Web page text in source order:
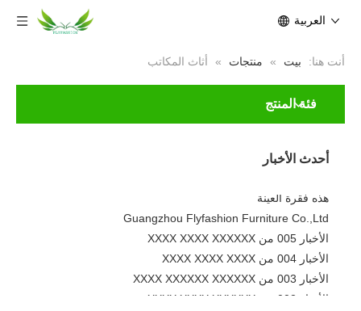
العربية
أنت هنا: بيت » منتجات » أثاث المكاتب
فئة المنتج
أحدث الأخبار
لا تتردد في تعديل هذا النص لجعله
هذه فقرة العينة
Guangzhou Flyfashion Furniture Co.,Ltd
الأخبار 005 من XXXX XXXX XXXXXX
الأخبار 004 من XXXX XXXX XXXX
الأخبار 003 من XXXX XXXXXX XXXXXX
الأخبار 002 من XXXX XXXX XXXXXX